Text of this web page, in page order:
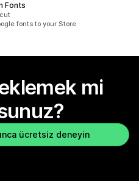
Fonts
fonts to your Store
mi
ücretsiz deneyin